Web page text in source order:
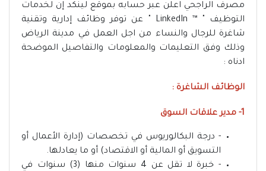
مصرف الراجحي اعلن عبر حسابه بموقع لينكد إن لخدمات
التوظيف " ™ LinkedIn " عن توفر وظائف إدارية وتقنية
شاغرة للرجال والنساء من اجل العمل في مدينة الرياض
وذلك وفق التعليمات والمعلومات والتفاصيل الموضحة
ادناه :
الوظائف الشاغرة :
1- مدير علاقات السوق
- درجة البكالوريوس في تخصصات (إدارة الأعمال أو
التسويق أو المالية أو الاقتصاد) أو ما يعادلها.
- خبرة لا تقل عن 4 سنوات منها (3) سنوات في